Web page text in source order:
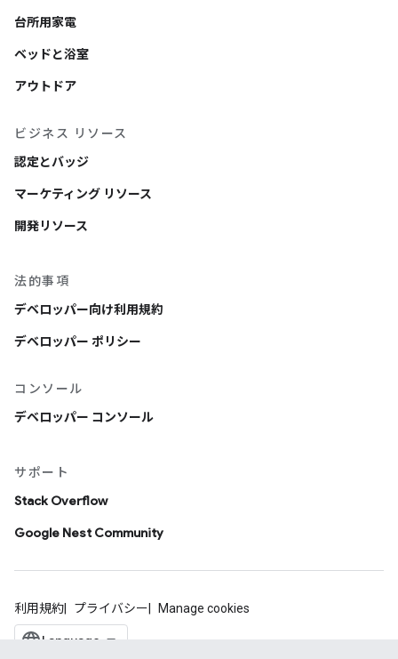
台所用家電
ベッドと浴室
アウトドア
ビジネス リソース
認定とバッジ
マーケティング リソース
開発リソース
法的事項
デベロッパー向け利用規約
デベロッパー ポリシー
コンソール
デベロッパー コンソール
サポート
Stack Overflow
Google Nest Community
利用規約 プライバシー Manage cookies